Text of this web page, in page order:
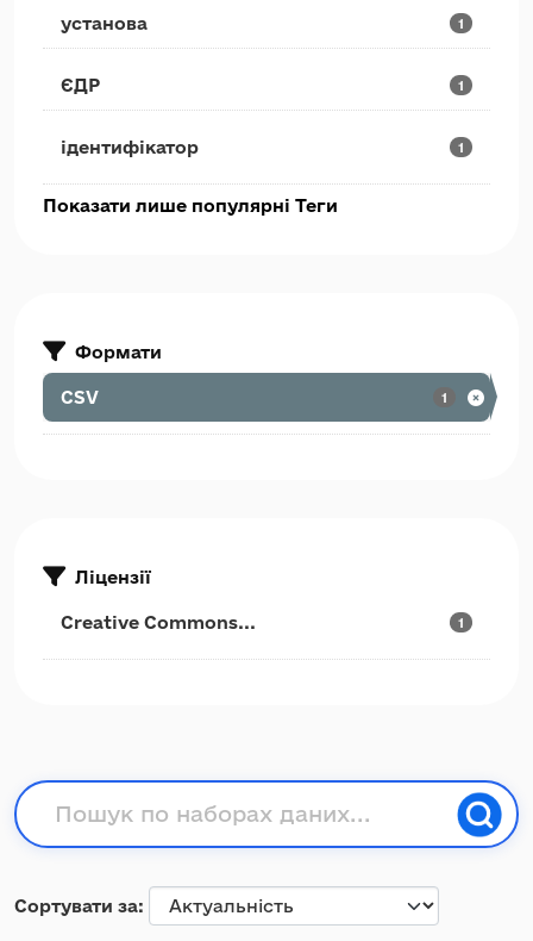
установа 1
ЄДР 1
ідентифікатор 1
Показати лише популярні Теги
Формати
CSV 1
Ліцензії
Creative Commons... 1
Сортувати за